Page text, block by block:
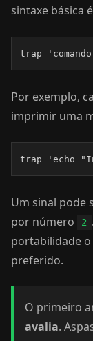
sintaxe básica
trap
Por exemplo,
imprimir uma
trap 'echo
Um sinal pode
por número
2
portabilidade
preferido.
O primeiro
avalia.